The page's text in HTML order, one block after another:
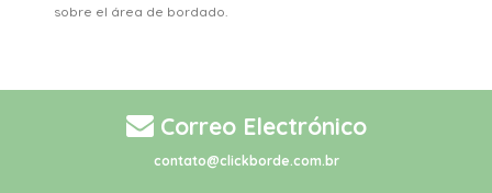
sobre el área de bordado.
Correo Electrónico
contato@clickborde.com.br